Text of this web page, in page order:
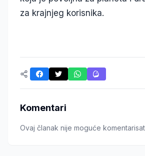
za krajnjeg korisnika.
Komentari
Ovaj članak nije moguće